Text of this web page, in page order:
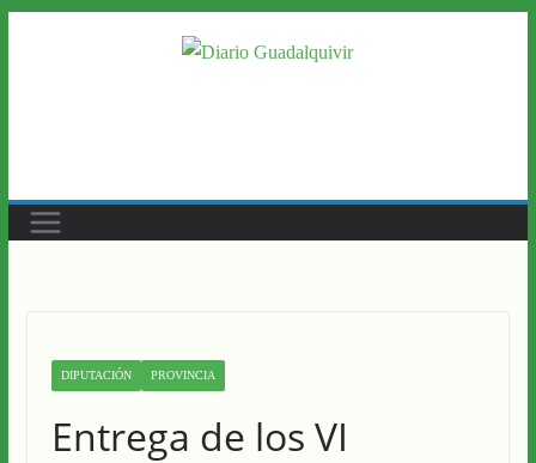
DIPUTACIÓN PROVINCIA
Entrega de los VI